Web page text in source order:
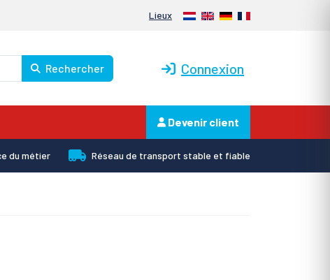
Lieux Nederlands
EnglishDeutschFrançais
Rechercher Connexion
Devenir client
du métier Réseau de transport stable et fiable